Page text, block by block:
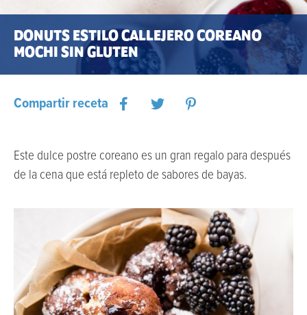
DONUTS ESTILO CALLEJERO COREANO
MOCHI SIN GLUTEN
Compartir receta
Este dulce postre coreano es un gran regalo para después
de la cena que está repleto de sabores de bayas.